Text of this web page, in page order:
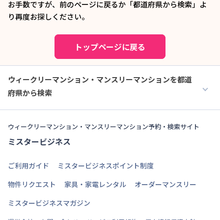
お手数ですが、前のページに戻るか「都道府県から検索」よ
り再度お探しください。
トップページに戻る
ウィークリーマンション・マンスリーマンションを都道
府県から検索
ウィークリーマンション・マンスリーマンション予約・検索サイト
ミスタービジネス
ご利用ガイド
ミスタービジネスポイント制度
物件リクエスト
家具・家電レンタル
オーダーマンスリー
ミスタービジネスマガジン